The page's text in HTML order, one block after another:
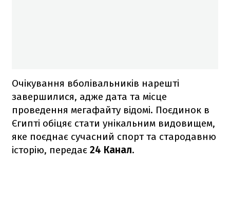
Очікування вболівальників нарешті
завершилися, адже дата та місце
проведення мегафайту відомі. Поєдинок в
Єгипті обіцяє стати унікальним видовищем,
яке поєднає сучасний спорт та стародавню
історію, передає 24 Канал.